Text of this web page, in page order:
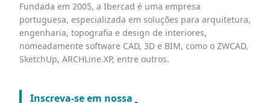
Fundada em 2005, a Ibercad é uma empresa
portuguesa, especializada em soluções para arquitetura,
engenharia, topografia e design de interiores,
nomeadamente software CAD, 3D e BIM, como o ZWCAD,
SketchUp, ARCHLine.XP, entre outros.
Inscreva-se em nossa